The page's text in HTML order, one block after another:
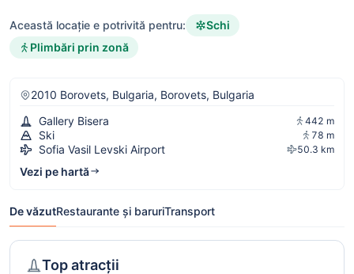
Această locație e potrivită pentru:
Schi
Plimbări prin zonă
2010 Borovets, Bulgaria, Borovets, Bulgaria
Gallery Bisera
442 m
Ski 78 m
Sofia Vasil Levski Airport 50.3 km
Vezi pe hartă
De văzutRestaurante și baruriTransport
Top atracții